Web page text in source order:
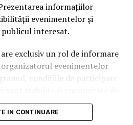
informațiilor
evenimentelor și
publicul interesat.
exclusiv un rol de informare
evenimentelor
condițiile de participare
IN CONTINUARE